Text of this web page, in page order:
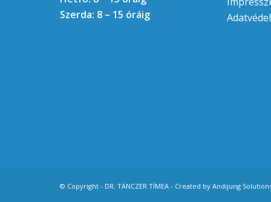
Szerda: 8 – 15 óráig
© Copyright - DR. TÄNCZER TÍMEA - Created by Andijung